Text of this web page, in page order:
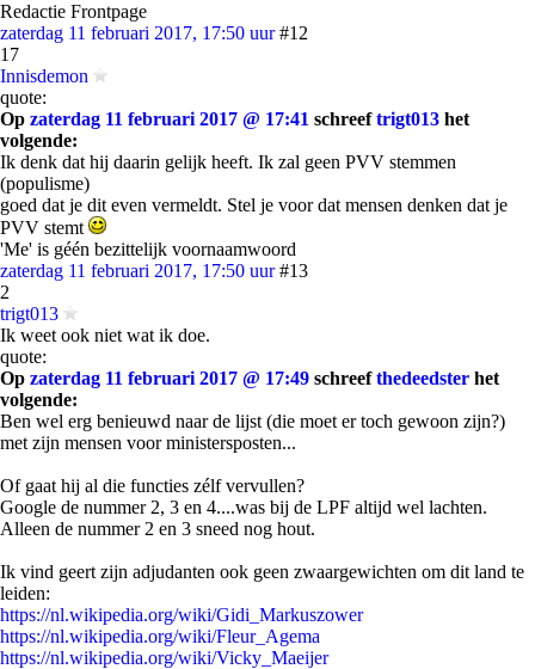
Redactie Frontpage
zaterdag 11 februari 2017, 17:50 uur #12
17
Innisdemon
quote:
Op zaterdag 11 februari 2017 @ 17:41 schreeftrigt013 het
volgende:
Ik denk dat hij daarin gelijk heeft. Ik zal geen PVV stemmen
(populisme)
goed dat je dit even vermeldt. Stel je voor dat mensen denken dat je
PVV stemt
'Me' is géén bezittelijk voornaamwoord
zaterdag 11 februari 2017, 17:50 uur #13
2
trigt013
Ik weet ook niet wat ik doe.
quote:
Op zaterdag 11 februari 2017 @ 17:49 schreefthedeedster het
volgende:
Ben wel erg benieuwd naar de lijst (die moet er toch gewoon zijn?)
met zijn mensen voor ministersposten...
Of gaat hij al die functies zélf vervullen?
Google de nummer 2, 3 en 4....was bij de LPF altijd wel lachten.
Alleen de nummer 2 en 3 sneed nog hout.
Ik vind geert zijn adjudanten ook geen zwaargewichten om dit land te
leiden:
https://nl.wikipedia.org/wiki/Gidi_Markuszower
https://nl.wikipedia.org/wiki/Fleur_Agema
https://nl.wikipedia.org/wiki/Vicky_Maeijer